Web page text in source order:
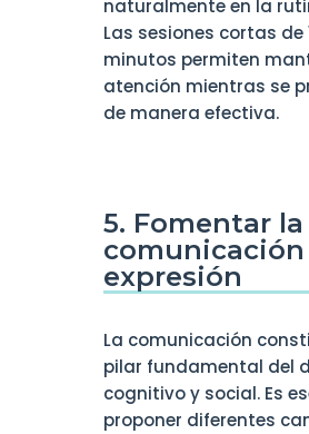
naturalmente en la
Las sesiones cortas de
minutos permiten
atención mientras se
de manera efectiva.
5. Fomentar la
comunicación
expresión
La comunicación
pilar fundamental del
cognitivo y social. Es
proponer diferentes